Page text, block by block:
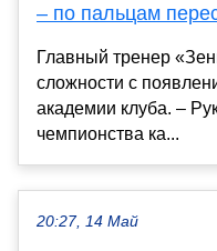
– по пальцам
Главный тренер
сложности с
академии клуба. –
чемпионства ка...
20:27, 14 Май